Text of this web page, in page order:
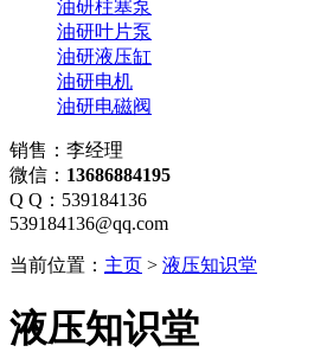
油研柱塞泵
油研叶片泵
油研液压缸
油研电机
油研电磁阀
销售：李经理
微信： 13686884195
Q Q：539184136
539184136@qq.com
当前位置： 主页 > 液压知识堂
液压知识堂